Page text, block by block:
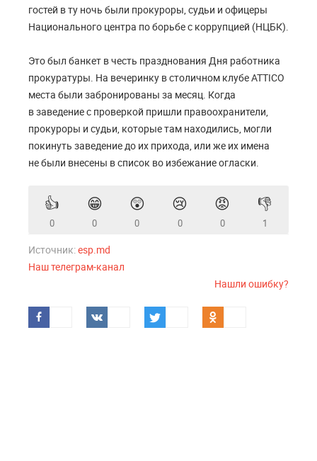
гостей в ту ночь были прокуроры, судьи и офицеры
Национального центра по борьбе с коррупцией (НЦБК).
Это был банкет в честь празднования Дня работника
прокуратуры. На вечеринку в столичном клубе ATTICO
места были забронированы за месяц. Когда
в заведение с проверкой пришли правоохранители,
прокуроры и судьи, которые там находились, могли
покинуть заведение до их прихода, или же их имена
не были внесены в список во избежание огласки.
👍
0
😁
0
😲
0
😢
0
😡
0
👎
1
Источник:esp.md
Наш телеграм-канал
Нашли ошибку?